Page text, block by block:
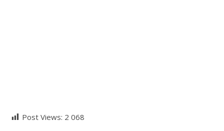
Post Views: 2 068